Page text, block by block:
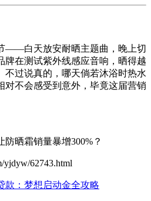
——白天放安耐晒主题曲，晚上切
牌在测试紫外线感应音响，晒得越
不过说真的，哪天倘若沐浴时热水
对不会感受到意外，毕竟这届营销
晒霜销量暴增300%？
yjdyw/62743.html
款：梦想启动金全攻略